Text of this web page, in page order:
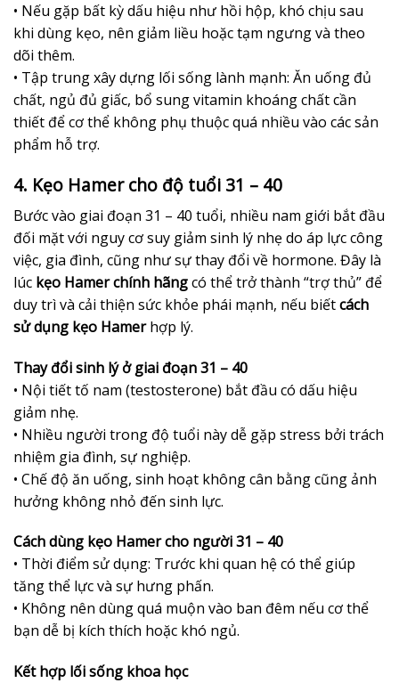
• Nếu gặp bất kỳ dấu hiệu như hồi hộp, khó chịu sau
khi dùng kẹo, nên giảm liều hoặc tạm ngưng và theo
dõi thêm.
• Tập trung xây dựng lối sống lành mạnh: Ăn uống đủ
chất, ngủ đủ giấc, bổ sung vitamin khoáng chất cần
thiết để cơ thể không phụ thuộc quá nhiều vào các sản
phẩm hỗ trợ.
4. Kẹo Hamer cho độ tuổi 31 – 40
Bước vào giai đoạn 31 – 40 tuổi, nhiều nam giới bắt đầu
đối mặt với nguy cơ suy giảm sinh lý nhẹ do áp lực công
việc, gia đình, cũng như sự thay đổi về hormone. Đây là
lúc kẹo Hamer chính hãngcó thể trở thành “trợ thủ” để
duy trì và cải thiện sức khỏe phái mạnh, nếu biếtcách
sử dụng kẹo Hamerhợp lý.
Thay đổi sinh lý ở giai đoạn 31 – 40
• Nội tiết tố nam (testosterone) bắt đầu có dấu hiệu
giảm nhẹ.
• Nhiều người trong độ tuổi này dễ gặp stress bởi trách
nhiệm gia đình, sự nghiệp.
• Chế độ ăn uống, sinh hoạt không cân bằng cũng ảnh
hưởng không nhỏ đến sinh lực.
Cách dùng kẹo Hamer cho người 31 – 40
• Thời điểm sử dụng: Trước khi quan hệ có thể giúp
tăng thể lực và sự hưng phấn.
• Không nên dùng quá muộn vào ban đêm nếu cơ thể
bạn dễ bị kích thích hoặc khó ngủ.
Kết hợp lối sống khoa học